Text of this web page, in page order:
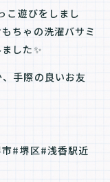
こ遊びをしまし
ちゃの洗濯バサミ
した✨
手際の良いお友
#堺区#浅香駅近